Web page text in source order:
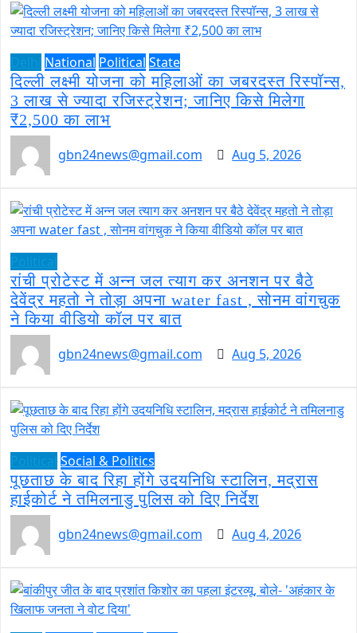
National Political State
दिल्ली लक्ष्मी योजना को महिलाओं का जबरदस्त रिस्पॉन्स,
3 लाख से ज्यादा रजिस्ट्रेशन; जानिए किसे मिलेगा
₹2,500 का लाभ
gbn24news@gmail.com
Aug 5, 2026
रांची प्रोटेस्ट में अन्न जल त्याग कर अनशन पर बैठे
देवेंद्र महतो ने तोड़ा अपना water fast , सोनम वांगचुक
ने किया वीडियो कॉल पर बात
gbn24news@gmail.com
Aug 5, 2026
Social & Politics
पूछताछ के बाद रिहा होंगे उदयनिधि स्टालिन, मद्रास
हाईकोर्ट ने तमिलनाडु पुलिस को दिए निर्देश
gbn24news@gmail.com
Aug 4, 2026